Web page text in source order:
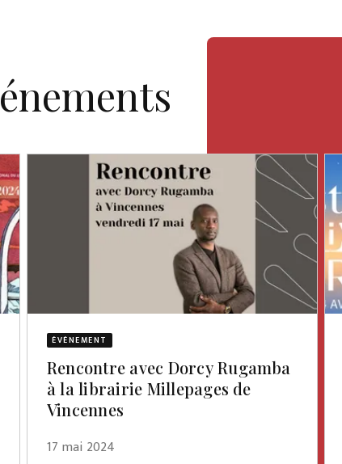
ÉVÈNEMENT
Rencontre avec Dorcy Rugamba
à la librairie Millepages de
Vincennes
17 mai 2024